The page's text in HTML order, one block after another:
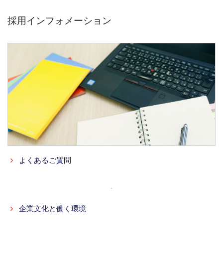
採用インフォメーション
よくあるご質問
企業文化と働く環境